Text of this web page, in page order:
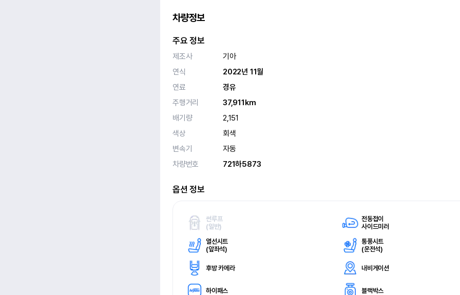
차량정보
주요 정보
제조사
기아
연식
2022년 11월
연료
경유
주행거리
37,911km
배기량
2,151
색상
회색
변속기
자동
차량번호
721하5873
옵션 정보
썬루프
(일반)
전동접이
사이드미러
열선시트
(앞좌석)
통풍시트
(운전석)
후방 카메라 내비게이션
하이패스 블랙박스